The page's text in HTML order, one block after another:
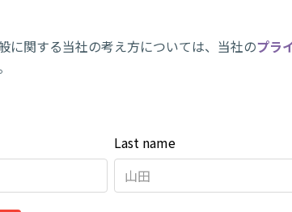
に関する当社の考え方については、当社のプラ
Last name